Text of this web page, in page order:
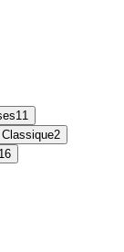
11
Classique2
16